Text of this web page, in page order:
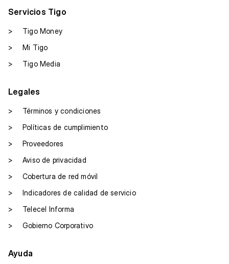
Servicios Tigo
>
Tigo Money
>
Mi Tigo
>
Tigo Media
Legales
>
Términos y condiciones
>
Políticas de cumplimiento
>
Proveedores
>
Aviso de privacidad
>
Cobertura de red móvil
>
Indicadores de calidad de servicio
>
Telecel Informa
>
Gobierno Corporativo
Ayuda